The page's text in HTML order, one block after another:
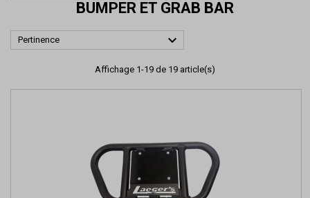
BUMPER ET GRAB BAR
Pertinence 
Affichage 1-19 de 19 article(s)